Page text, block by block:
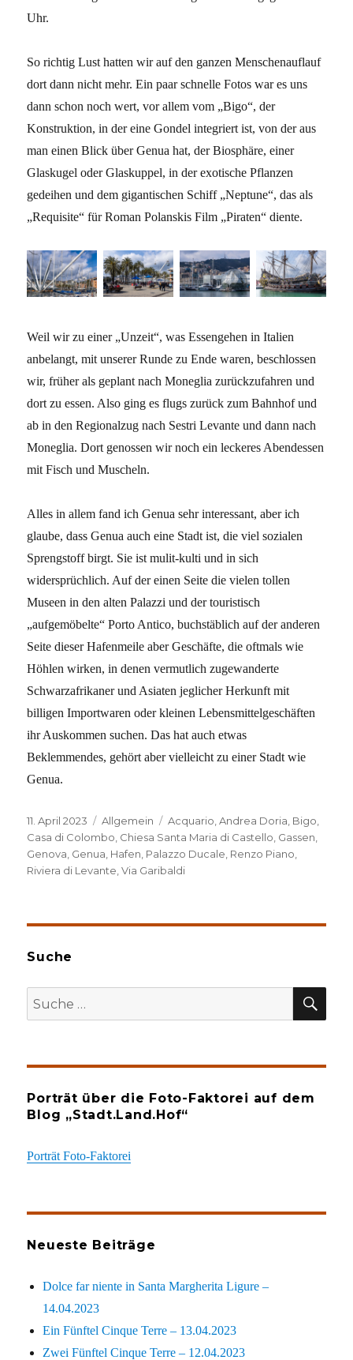
Uhr.
So richtig Lust hatten wir auf den ganzen Menschenauflauf
dort dann nicht mehr. Ein paar schnelle Fotos war es uns
dann schon noch wert, vor allem vom „Bigo“, der
Konstruktion, in der eine Gondel integriert ist, von der aus
man einen Blick über Genua hat, der Biosphäre, einer
Glaskugel oder Glaskuppel, in der exotische Pflanzen
gedeihen und dem gigantischen Schiff „Neptune“, das als
„Requisite“ für Roman Polanskis Film „Piraten“ diente.
Weil wir zu einer „Unzeit“, was Essengehen in Italien
anbelangt, mit unserer Runde zu Ende waren, beschlossen
wir, früher als geplant nach Moneglia zurückzufahren und
dort zu essen. Also ging es flugs zurück zum Bahnhof und
ab in den Regionalzug nach Sestri Levante und dann nach
Moneglia. Dort genossen wir noch ein leckeres Abendessen
mit Fisch und Muscheln.
Alles in allem fand ich Genua sehr interessant, aber ich
glaube, dass Genua auch eine Stadt ist, die viel sozialen
Sprengstoff birgt. Sie ist mulit-kulti und in sich
widersprüchlich. Auf der einen Seite die vielen tollen
Museen in den alten Palazzi und der touristisch
„aufgemöbelte“ Porto Antico, buchstäblich auf der anderen
Seite dieser Hafenmeile aber Geschäfte, die oftmals wie
Höhlen wirken, in denen vermutlich zugewanderte
Schwarzafrikaner und Asiaten jeglicher Herkunft mit
billigen Importwaren oder kleinen Lebensmittelgeschäften
ihr Auskommen suchen. Das hat auch etwas
Beklemmendes, gehört aber vielleicht zu einer Stadt wie
Genua.
Veröffentlicht
am
11. April 2023 Kategorien
Allgemein Schlagwörter
Acquario ,Andrea Doria Bigo
Casa di Colombo Chiesa Santa Maria di Castello Gassen
Genova Genua Hafen Palazzo Ducale Renzo Piano
Riviera di Levante ,Via Garibaldi
Suche
Suche
nach:
Porträt über die Foto-Faktorei auf dem
Blog „Stadt.Land.Hof“
Porträt Foto-Faktorei
Neueste Beiträge
Dolce far niente in Santa Margherita Ligure –
14.04.2023
Ein Fünftel Cinque Terre – 13.04.2023
Zwei Fünftel Cinque Terre – 12.04.2023